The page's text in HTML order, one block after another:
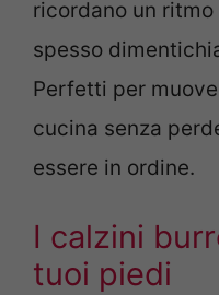
ricordano un
spesso
Perfetti per
cucina senza
essere in ordine.
I calzini
tuoi piedi